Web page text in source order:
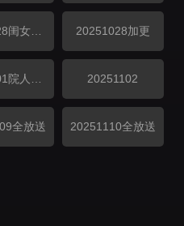
20251028闺女超有料 20251028加更
20251102
全放送 20251110全放送